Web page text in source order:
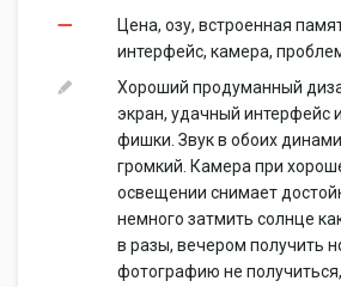
Цена, озу, встроенная
интерфейс, камера,
Хороший продуманный
экран, удачный интерфейс
фишки. Звук в обоих
громкий. Камера при
освещении снимает
немного затмить солнце
в разы, вечером получить
фотографию не